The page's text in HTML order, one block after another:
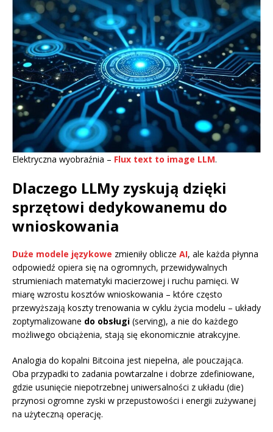
Elektryczna wyobraźnia – Flux text to image LLM.
Dlaczego LLMy zyskują dzięki
sprzętowi dedykowanemu do
wnioskowania
Duże modele językowe zmieniły oblicze AI, ale każda płynna
odpowiedź opiera się na ogromnych, przewidywalnych
strumieniach matematyki macierzowej i ruchu pamięci. W
miarę wzrostu kosztów wnioskowania – które często
przewyższają koszty trenowania w cyklu życia modelu – układy
zoptymalizowane do obsługi (serving), a nie do każdego
możliwego obciążenia, stają się ekonomicznie atrakcyjne.
Analogia do kopalni Bitcoina jest niepełna, ale pouczająca.
Oba przypadki to zadania powtarzalne i dobrze zdefiniowane,
gdzie usunięcie niepotrzebnej uniwersalności z układu (die)
przynosi ogromne zyski w przepustowości i energii zużywanej
na użyteczną operację.